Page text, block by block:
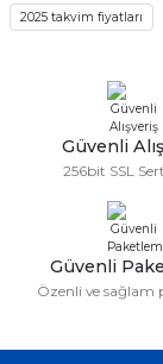
Ürün fiyatı
2025 takvim fiyatları
Güvenli
256bit SSL
Güvenli
Özenli ve sağlam